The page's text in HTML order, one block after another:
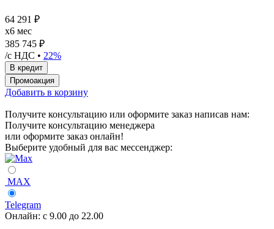
64 291 ₽
x6 мес
385 745 ₽
/с НДС • 22%
Добавить в корзину
Получите консультацию или оформите заказ написав нам:
Получите консультацию менеджера
или оформите заказ онлайн!
Выберите удобный для вас мессенджер:
MAX
Telegram
Онлайн: с 9.00 до 22.00